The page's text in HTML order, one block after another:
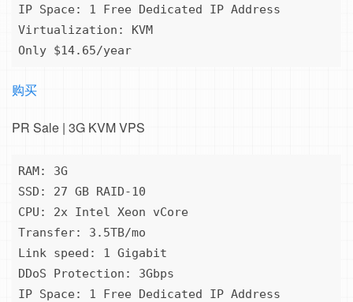
IP Space: 1 Free Dedicated IP Address
Virtualization: KVM
Only $14.65/year
购买
PR Sale | 3G KVM VPS
RAM: 3G
SSD: 27 GB RAID-10
CPU: 2x Intel Xeon vCore
Transfer: 3.5TB/mo
Link speed: 1 Gigabit
DDoS Protection: 3Gbps
IP Space: 1 Free Dedicated IP Address